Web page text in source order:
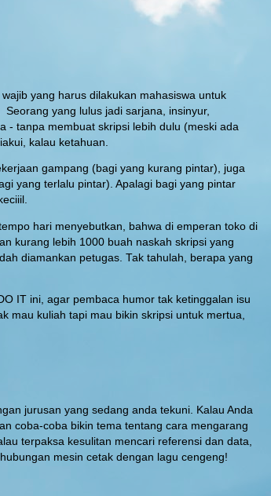
yang harus dilakukan mahasiswa untuk
yang lulus jadi sarjana, insinyur,
- tanpa membuat skripsi lebih dulu (meski ada
kalau ketahuan.
gampang (bagi yang kurang pintar), juga
yang terlalu pintar). Apalagi bagi yang pintar
hari menyebutkan, bahwa di emperan toko di
kurang lebih 1000 buah naskah skripsi yang
diamankan petugas. Tak tahulah, berapa yang
IT ini, agar pembaca humor tak ketinggalan isu
mau kuliah tapi mau bikin skripsi untuk mertua,
jurusan yang sedang anda tekuni. Kalau Anda
coba-coba bikin tema tentang cara mengarang
terpaksa kesulitan mencari referensi dan data,
mesin cetak dengan lagu cengeng!